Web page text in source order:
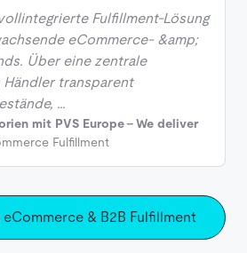
Fulfillment-Lösung
eCommerce- &amp;
Über eine zentrale
transparent
…
mit PVS Europe - We deliver
Fulfillment
& B2B Fulfillment